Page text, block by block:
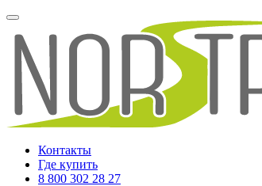
Контакты
Где купить
8 800 302 28 27